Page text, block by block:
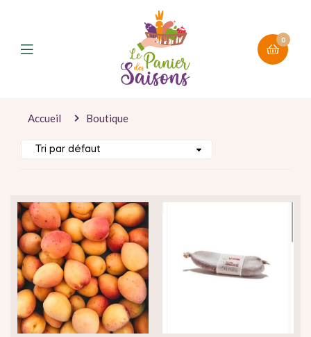
0
Accueil Boutique